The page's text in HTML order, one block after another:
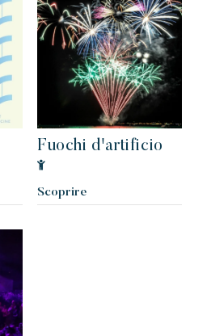
Fuochi d'artificio
Scoprire